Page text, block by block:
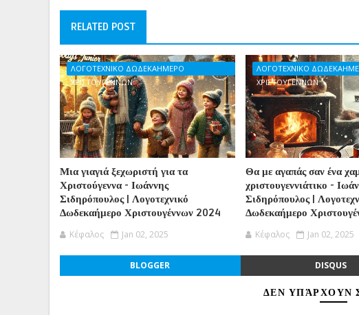
RELATED POST
ΛΟΓΟΤΕΧΝΙΚΟ ΔΩΔΕΚΑΗΜΕΡΟ
ΧΡΙΣΤΟΥΓΕΝΝΩΝ
Μια γιαγιά ξεχωριστή για τα
Χριστούγεννα - Ιωάννης
Σιδηρόπουλος | Λογοτεχνικό
Δωδεκαήμερο Χριστουγέννων 2024
Κέφαλος Jan 02, 2025
ΛΟΓΟΤΕΧΝΙΚΟ
ΧΡΙΣΤΟΥΓΕΝΝΩΝ
Θα με αγαπάς σαν ένα
χριστουγεννιάτικο -
Σιδηρόπουλος |
Δωδεκαήμερο
Κέφαλος Jan 02, 2025
BLOGGER DISQUS
ΔΕΝ ΥΠΆΡΧΟΥΝ